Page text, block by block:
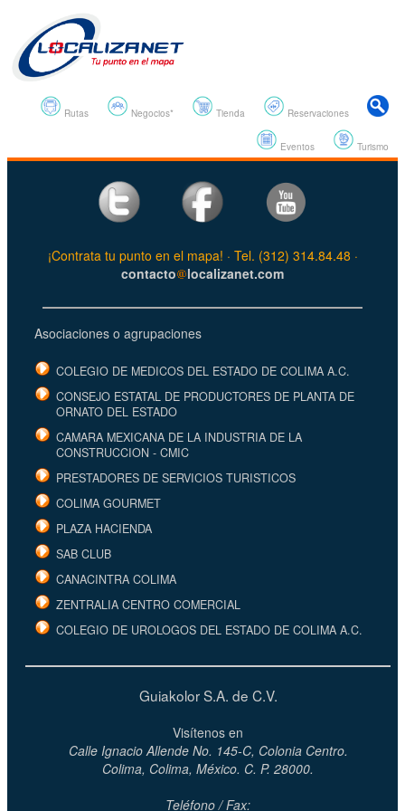
Reservaciones
Tienda
Negocios*
Rutas
Turismo
Eventos
¡Contrata tu punto en el mapa! · Tel. (312) 314.84.48 ·
contacto
localizanet.com
Asociaciones o agrupaciones
COLEGIO DE MEDICOS DEL ESTADO DE COLIMA A.C.
CONSEJO ESTATAL DE PRODUCTORES DE PLANTA DE
ORNATO DEL ESTADO
CAMARA MEXICANA DE LA INDUSTRIA DE LA
CONSTRUCCION - CMIC
PRESTADORES DE SERVICIOS TURISTICOS
COLIMA GOURMET
PLAZA HACIENDA
SAB CLUB
CANACINTRA COLIMA
ZENTRALIA CENTRO COMERCIAL
COLEGIO DE UROLOGOS DEL ESTADO DE COLIMA A.C.
Guiakolor S.A. de C.V.
Visítenos en
Calle Ignacio Allende No. 145-C, Colonia Centro.
Colima, Colima, México. C. P. 28000.
Teléfono / Fax: